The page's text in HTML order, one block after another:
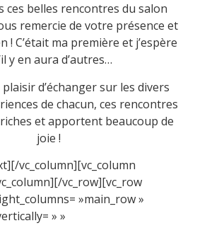
ces belles rencontres du salon
remercie de votre présence et
! C’était ma première et j’espère
y en aura d’autres…
d’échanger sur les divers
de chacun, ces rencontres
et apportent beaucoup de
joie !
vc_column][vc_column
vc_row][vc_row
»main_row »
» »